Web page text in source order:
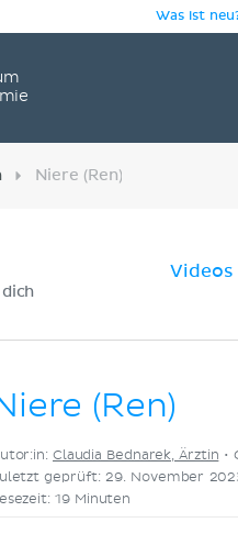
Was ist
Niere (Ren)
Videos
(Ren)
Claudia Bednarek, Ärztin •
geprüft: 29. November
19 Minuten